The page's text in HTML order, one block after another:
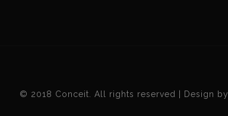
© 2018 Conceit. All rights reserved | Design by